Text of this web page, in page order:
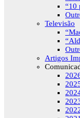
“10
Televisão
Artigos